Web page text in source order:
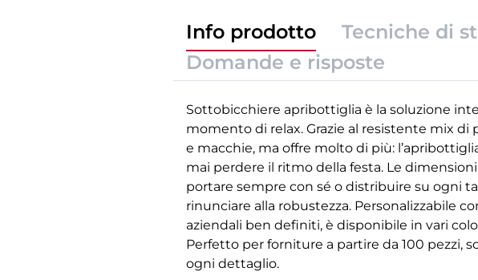
Info prodotto Tecniche di
Domande e risposte
Sottobicchiere apribottiglia è la soluzione
momento di relax. Grazie al resistente mix
e macchie, ma offre molto di più:
mai perdere il ritmo della festa. Le
portare sempre con sé o distribuire su ogni
rinunciare alla robustezza. Personalizzabile
aziendali ben definiti, è disponibile in vari
Perfetto per forniture a partire da 100 pezzi,
ogni dettaglio.